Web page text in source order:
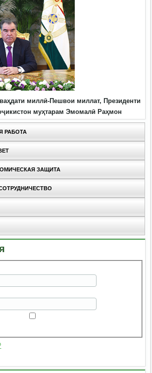
миллӣ-Пешвои миллат, Президенти
муҳтарам Эмомалӣ Раҳмон
РАБОТА
ЗАЩИТА